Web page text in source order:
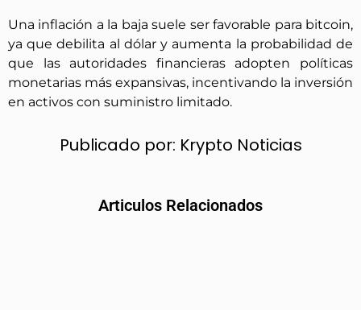
Una inflación a la baja suele ser favorable para bitcoin,
ya que debilita al dólar y aumenta la probabilidad de
que las autoridades financieras adopten políticas
monetarias más expansivas, incentivando la inversión
en activos con suministro limitado.
Publicado por: Krypto Noticias
Articulos Relacionados